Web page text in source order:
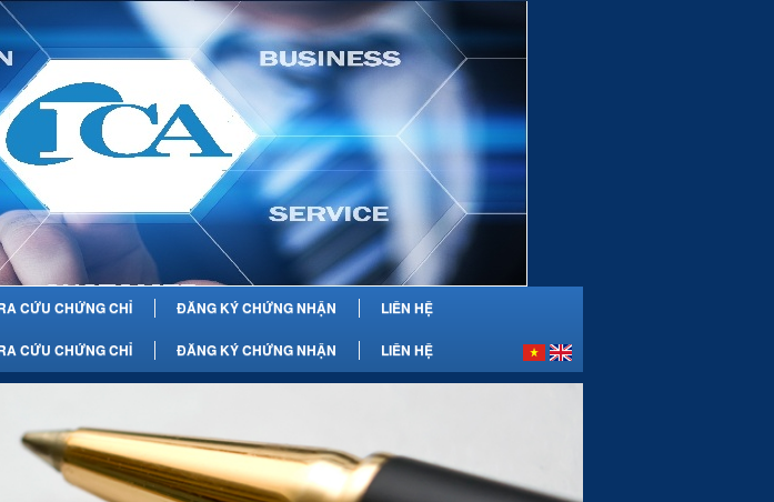
CỨU CHỨNG CHỈ ĐĂNG KÝ CHỨNG NHẬN LIÊN HỆ
CỨU CHỨNG CHỈ ĐĂNG KÝ CHỨNG NHẬN LIÊN HỆ